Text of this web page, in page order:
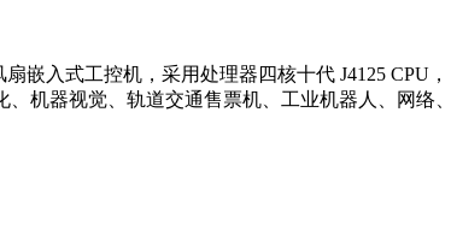
嵌入式工控机，采用处理器四核十代 J4125 CPU
机器视觉、轨道交通售票机、工业机器人、网络